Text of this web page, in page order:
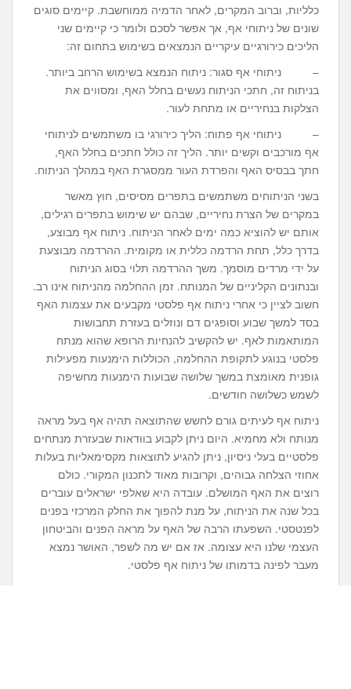
כלליות, וברוב המקרים, לאחר הדמיה ממוחשבת. קיימים סוגים
שונים של ניתוחי אף, אך אפשר לסכם ולומר כי קיימים שני
הליכים כירורגיים עיקריים הנמצאים בשימוש בתחום זה:
– ניתוחי אף סגור: ניתוח הנמצא בשימוש הרחב ביותר.
בניתוח זה, חתכי הניתוח נעשים בחלל האף, ומסווים את
הצלקות בנחיריים או מתחת לעור.
– ניתוחי אף פתוח: הליך כירורגי בו משתמשים לניתוחי
אף מורכבים וקשים יותר. הליך זה כולל חתכים בחלל האף,
חתך בבסיס האף והפרדת העור ממסגרת האף במהלך הניתוח.
בשני הניתוחים משתמשים בתפרים מסיסים, חוץ מאשר
במקרים של הצרת נחיריים, שבהם יש שימוש בתפרים רגילים,
אותם יש להוציא כמה ימים לאחר הניתוח. ניתוח אף מבוצע,
בדרך כלל, תחת הרדמה כללית או מקומית. ההרדמה מבוצעת
על ידי מרדים מוסמך. משך ההרדמה תלוי בסוג הניתוח
ובנתונים הקליניים של המנותח. זמן ההחלמה מהניתוח אינו רב.
חשוב לציין כי אחרי ניתוח אף פלסטי מקבעים את עצמות האף
בסד למשך שבוע וסופגים דם ונוזלים בעזרת תחבושות
המותאמות לאף. יש להקשיב להנחיות הרופא שהוא מנתח
פלסטי בנוגע לתקופת ההחלמה, הכוללות הימנעות מפעילות
גופנית מאומצת במשך שלושה שבועות הימנעות מחשיפה
לשמש כשלושה חודשים.
ניתוח אף לעיתים גורם לחשש שהתוצאה תהיה אף בעל מראה
מנותח ולא מחמיא. היום ניתן לקבוע בוודאות שבעזרת מנתחים
פלסטיים בעלי ניסיון, ניתן להגיע לתוצאות מקסימאליות בעלות
אחוזי הצלחה גבוהים, וקרובות מאוד לתכנון המקורי. כולם
רוצים את האף המושלם. עובדה היא שאלפי ישראלים עוברים
בכל שנה את הניתוח, על מנת להפוך את החלק המרכזי בפנים
לפנטסטי. השפעתו הרבה של האף על מראה הפנים והביטחון
העצמי שלנו היא עצומה. אז אם יש מה לשפר, האושר נמצא
מעבר לפינה בדמותו של ניתוח אף פלסטי.